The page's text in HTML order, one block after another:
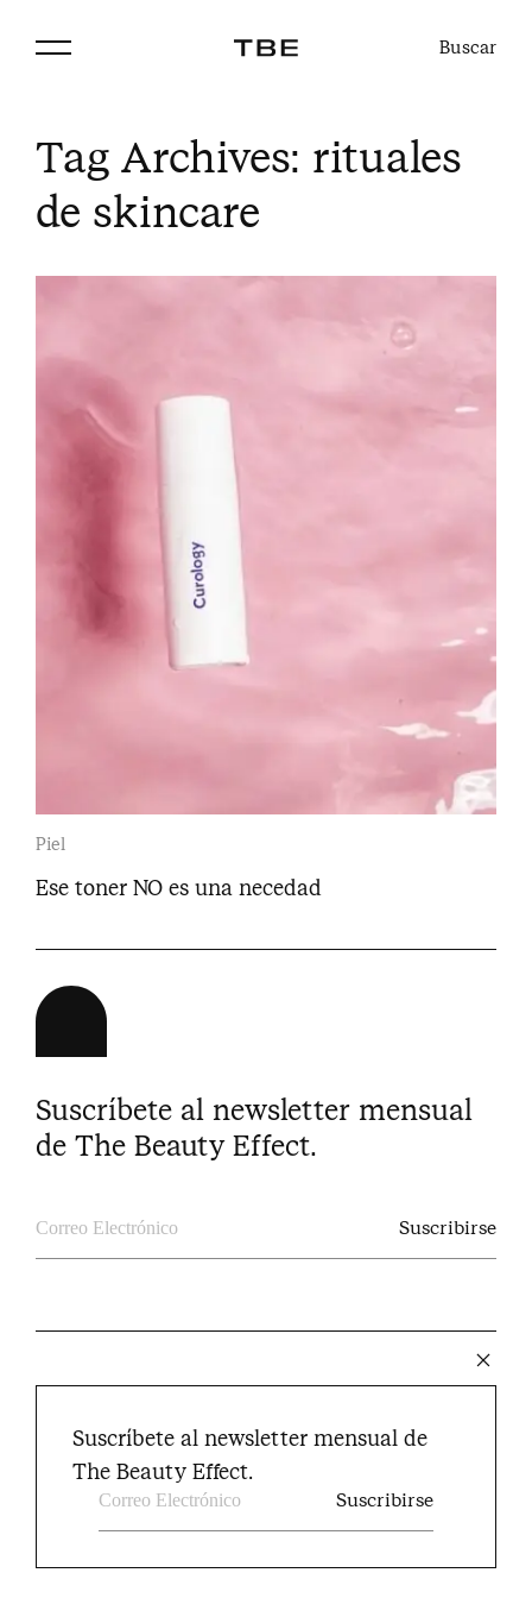
Buscar
Tag Archives: rituales
de skincare
Piel
Ese toner NO es una necedad
Suscríbete al newsletter mensual de
The Beauty Effect.
Suscríbete al newsletter mensual
de The Beauty Effect.
InstagramFacebookYoutube PinterestTwitter